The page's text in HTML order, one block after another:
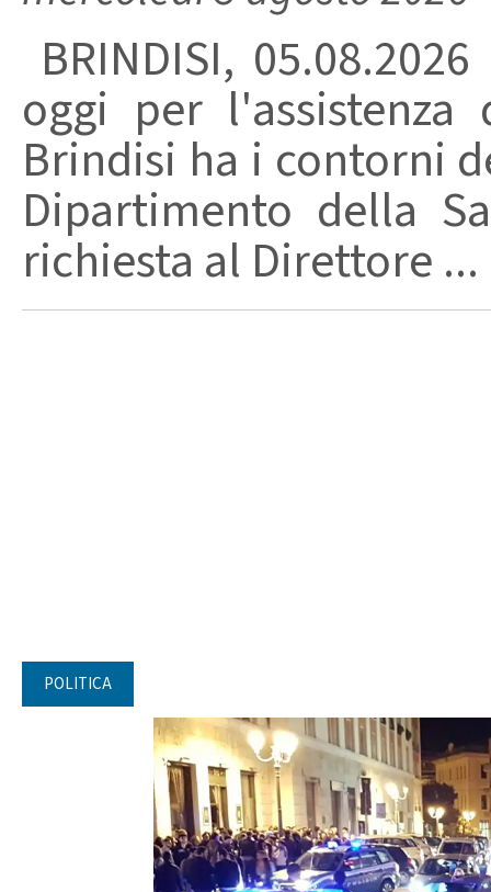
BRINDISI,
oggi per
Brindisi ha i contorni
Dipartimento della
richiesta al Direttore ...
POLITICA